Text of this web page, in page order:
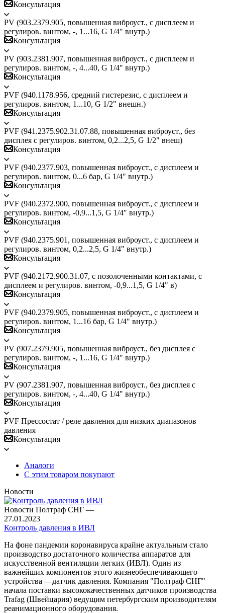
Консультация
PV (903.2379.905, повышенная виброуст., c дисплеем и
регулиров. винтом, -, 1...16, G 1/4" внутр.)
Консультация
PV (903.2381.907, повышенная виброуст., c дисплеем и
регулиров. винтом, -, 4...40, G 1/4" внутр.)
Консультация
PVF (940.1178.956, средний гистерезис, c дисплеем и
регулиров. винтом, 1...10, G 1/2" внешн.)
Консультация
PVF (941.2375.902.31.07.88, повышенная виброуст., без
дисплея с регулиров. винтом, 0,2...2,5, G 1/2" внеш)
Консультация
PVF (940.2377.903, повышенная виброуст., c дисплеем и
регулиров. винтом, 0...6 бар, G 1/4" внутр.)
Консультация
PVF (940.2372.900, повышенная виброуст., c дисплеем и
регулиров. винтом, -0,9...1,5, G 1/4" внутр.)
Консультация
PVF (940.2375.901, повышенная виброуст., c дисплеем и
регулиров. винтом, 0,2...2,5, G 1/4" внутр.)
Консультация
PVF (940.2172.900.31.07, с позолоченными контактами, c
дисплеем и регулиров. винтом, -0,9...1,5, G 1/4" в)
Консультация
PVF (940.2379.905, повышенная виброуст., c дисплеем и
регулиров. винтом, 1...16 бар, G 1/4" внутр.)
Консультация
PV (907.2379.905, повышенная виброуст., без дисплея с
регулиров. винтом, -, 1...16, G 1/4" внутр.)
Консультация
PV (907.2381.907, повышенная виброуст., без дисплея с
регулиров. винтом, -, 4...40, G 1/4" внутр.)
Консультация
PVF Прессостат / реле давления для низких диапазонов
давления
Консультация
Аналоги
С этим товаром покупают
Новости
Новости Полтраф СНГ —
27.01.2023
Контроль давления в ИВЛ
На фоне пандемии коронавируса крайне актуальным стало
производство достаточного количества аппаратов для
искусственной вентиляции легких (ИВЛ). Один из
важнейших компонентов этого жизнеобеспечивающего
устройства ―датчик давления. Компания "Полтраф СНГ"
начала поставки высококачественных датчиков производства
Trafag (Швейцария) ведущим петербургским производителям
реанимационного оборудования.